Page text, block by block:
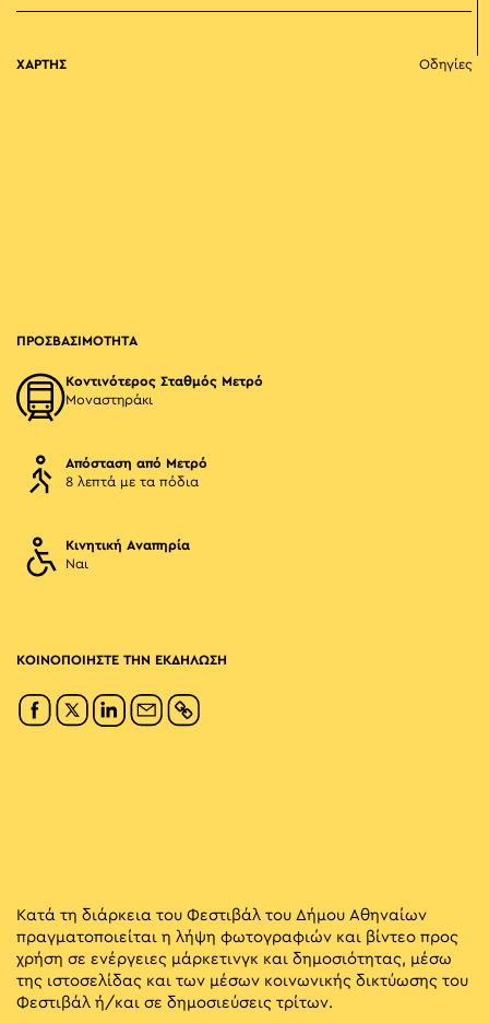
ΧΑΡΤΗΣ Οδηγίες
ΠΡΟΣΒΑΣΙΜΟΤΗΤΑ
Κοντινότερος Σταθμός Μετρό
Μοναστηράκι
Απόσταση από Μετρό
8 λεπτά με τα πόδια
Κινητική Αναπηρία
Ναι
ΚΟΙΝΟΠΟΙΗΣΤΕ ΤΗΝ ΕΚΔΗΛΩΣΗ
Κατά τη διάρκεια του Φεστιβάλ του Δήμου Αθηναίων
πραγματοποιείται η λήψη φωτογραφιών και βίντεο προς
χρήση σε ενέργειες μάρκετινγκ και δημοσιότητας, μέσω
της ιστοσελίδας και των μέσων κοινωνικής δικτύωσης του
Φεστιβάλ ή/και σε δημοσιεύσεις τρίτων.